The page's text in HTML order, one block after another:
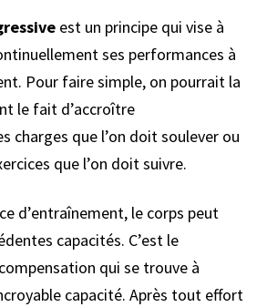
est un principe qui vise à
ses performances à
Pour faire simple, on pourrait la
le fait d’accroître
charges que l’on doit soulever ou
que l’on doit suivre.
d’entraînement, le corps peut
capacités. C’est le
qui se trouve à
capacité. Après tout effort